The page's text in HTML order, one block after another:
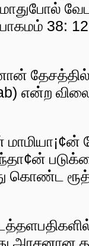
38: 12
என்ற
¡¢ன்
¢ன்
கொண்ட
அரசனான